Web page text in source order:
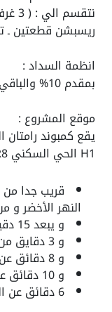
ريسبشن قطعتين ـ
انظمة السداد :
بمقدم 10% والباقي اقساط متساوية تصل الى 6 سنوات
موقع المشروع :
يقع كمبوند رامتان
H1 الحي السكني R8 و يقع بالقرب من عده اماكن اهمها:
قريب جدا من
النهر الأخضر و
و يبعد 15 دقيقة عن المسجد.
و 3 دقايق من حي الحكومة.
و 8 دقائق عن الصيدلة.
و 10 دقائق عن المدينة الأولمبية.
6 دقائق عن المطار.